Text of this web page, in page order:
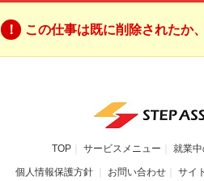
この仕事は既に削除されたか
TOP サービスメニュー 就業
個人情報保護方針 お問い合わせ サイ